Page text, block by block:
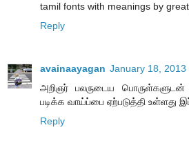
tamil fonts with meanings by
Reply
avainaayagan January 18, 2013
அறிஞர் பலருடைய பொருள்களுடன்
படிக்க வாய்ப்பை ஏற்படுத்தி உள்ளது
Reply